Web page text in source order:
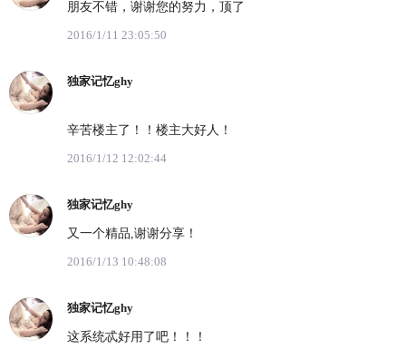
朋友不错，谢谢您的努力，顶了
2016/1/11 23:05:50
独家记忆ghy
辛苦楼主了！！楼主大好人！
2016/1/12 12:02:44
独家记忆ghy
又一个精品,谢谢分享！
2016/1/13 10:48:08
独家记忆ghy
这系统忒好用了吧！！！